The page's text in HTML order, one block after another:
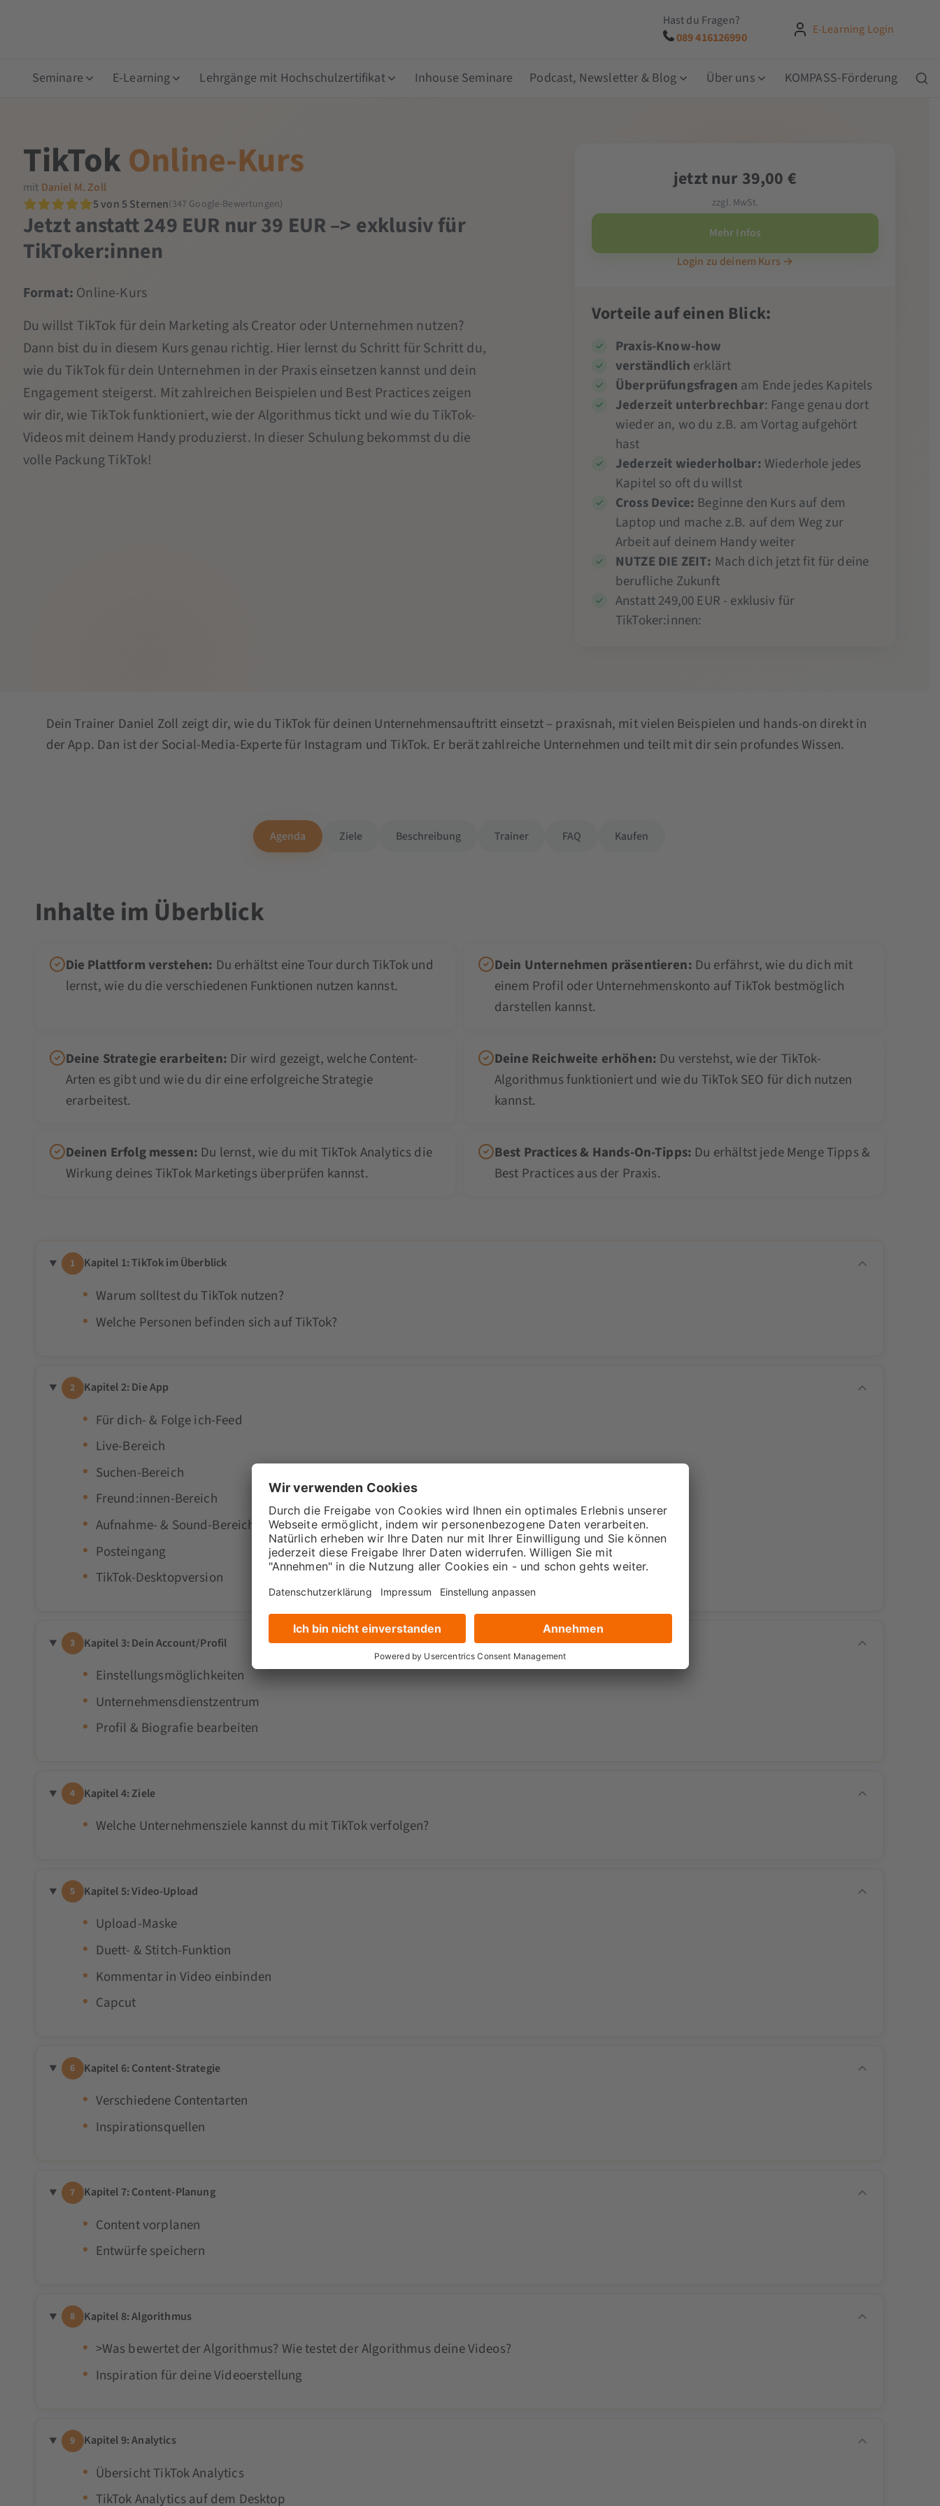
Hast du Fragen?
089 416126990
E-Learning Login
Seminare E-Learning Lehrgänge mit Hochschulzertifikat Inhouse Seminare Podcast, Newsletter & Blog Über uns KOMPASS-Förderung
TikTokOnline-Kurs
mit Daniel M. Zoll
5 von 5 Sternen(347 Google-Bewertungen)
Jetzt anstatt 249 EUR nur 39 EUR –> exklusiv für
TikToker:innen
Format: Online-Kurs
Du willst TikTok für dein Marketing als Creator oder Unternehmen nutzen?
Dann bist du in diesem Kurs genau richtig. Hier lernst du Schritt für Schritt du,
wie du TikTok für dein Unternehmen in der Praxis einsetzen kannst und dein
Engagement steigerst. Mit zahlreichen Beispielen und Best Practices zeigen
wir dir, wie TikTok funktioniert, wie der Algorithmus tickt und wie du TikTok-
Videos mit deinem Handy produzierst. In dieser Schulung bekommst du die
volle Packung TikTok!
jetzt nur 39,00 €
zzgl. MwSt.
Mehr Infos
Login zu deinem Kurs →
Vorteile auf einen Blick:
Praxis-Know-how
verständlich erklärt
Überprüfungsfragen am Ende jedes Kapitels
Jederzeit unterbrechbar: Fange genau dort
wieder an, wo du z.B. am Vortag aufgehört
hast
Jederzeit wiederholbar: Wiederhole jedes
Kapitel so oft du willst
Cross Device: Beginne den Kurs auf dem
Laptop und mache z.B. auf dem Weg zur
Arbeit auf deinem Handy weiter
NUTZE DIE ZEIT: Mach dich jetzt fit für deine
berufliche Zukunft
Anstatt 249,00 EUR - exklusiv für
TikToker:innen:
Dein Trainer Daniel Zoll zeigt dir, wie du TikTok für deinen Unternehmensauftritt einsetzt – praxisnah, mit vielen Beispielen und hands-on direkt in
der App. Dan ist der Social-Media-Experte für Instagram und TikTok. Er berät zahlreiche Unternehmen und teilt mit dir sein profundes Wissen.
Agenda Ziele Beschreibung Trainer FAQ Kaufen
Inhalte im Überblick
Die Plattform verstehen: Du erhältst eine Tour durch TikTok und
lernst, wie du die verschiedenen Funktionen nutzen kannst.
Dein Unternehmen präsentieren: Du erfährst, wie du dich mit
einem Profil oder Unternehmenskonto auf TikTok bestmöglich
darstellen kannst.
Deine Strategie erarbeiten: Dir wird gezeigt, welche Content-
Arten es gibt und wie du dir eine erfolgreiche Strategie
erarbeitest.
Deine Reichweite erhöhen: Du verstehst, wie der TikTok-
Algorithmus funktioniert und wie du TikTok SEO für dich nutzen
kannst.
Deinen Erfolg messen: Du lernst, wie du mit TikTok Analytics die
Wirkung deines TikTok Marketings überprüfen kannst.
Best Practices & Hands-On-Tipps: Du erhältst jede Menge Tipps &
Best Practices aus der Praxis.
1 Kapitel 1: TikTok im Überblick
Warum solltest du TikTok nutzen?
Welche Personen befinden sich auf TikTok?
2 Kapitel 2: Die App
Für dich- & Folge ich-Feed
Live-Bereich
Suchen-Bereich
Freund:innen-Bereich
Aufnahme- & Sound-Bereich
Posteingang
TikTok-Desktopversion
3 Kapitel 3: Dein Account/Profil
Einstellungsmöglichkeiten
Unternehmensdienstzentrum
Profil & Biografie bearbeiten
4 Kapitel 4: Ziele
Welche Unternehmensziele kannst du mit TikTok verfolgen?
5 Kapitel 5: Video-Upload
Upload-Maske
Duett- & Stitch-Funktion
Kommentar in Video einbinden
Capcut
6 Kapitel 6: Content-Strategie
Verschiedene Contentarten
Inspirationsquellen
7 Kapitel 7: Content-Planung
Content vorplanen
Entwürfe speichern
8 Kapitel 8: Algorithmus
>Was bewertet der Algorithmus? Wie testet der Algorithmus deine Videos?
Inspiration für deine Videoerstellung
9 Kapitel 9: Analytics
Übersicht TikTok Analytics
TikTok Analytics auf dem Desktop